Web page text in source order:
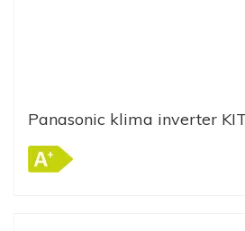
Panasonic klima inverter